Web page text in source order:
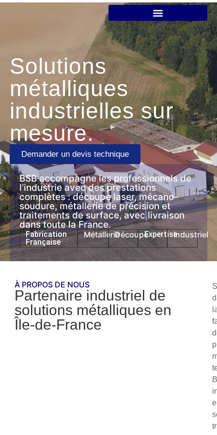
Solutions
métalliques
industrielles sur
mesure.
Demander un devis technique
BSB accompagne les professionnels de
l’industrie avec des prestations
complètes : découpe laser, mécano-
soudure, métallerie de précision et
traitements de surface, avec livraison
dans toute la France.
Fabrication
Française
MétallerieDécoupeExpertiseIndustriel
À PROPOS DE NOUS
Partenaire industriel de
solutions métalliques en
Île-de-France